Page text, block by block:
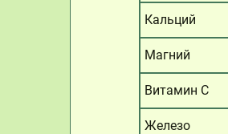
Кальций
Магний
Витамин C
Железо